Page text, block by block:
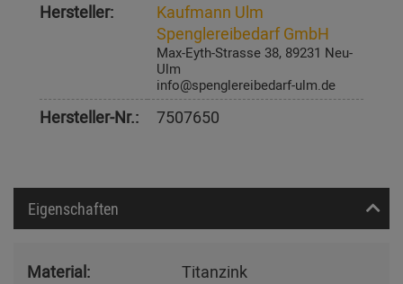
Hersteller:
Kaufmann Ulm
Spenglereibedarf GmbH
Max-Eyth-Strasse 38, 89231 Neu-
Ulm
info@spenglereibedarf-ulm.de
Hersteller-Nr.: 7507650
Eigenschaften
Material:
Titanzink